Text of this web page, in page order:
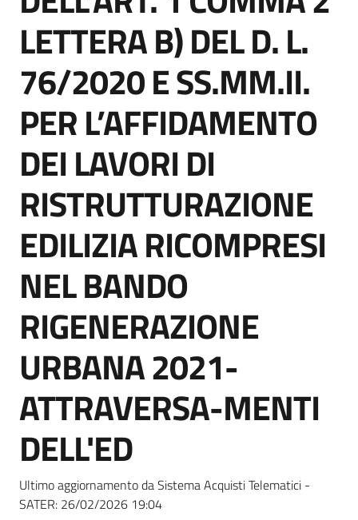
English
site
Seguici
su
LETTERA B) DEL D. L.
76/2020 E SS.MM.II.
PER L’AFFIDAMENTO
DEI LAVORI DI
RISTRUTTURAZIONE
EDILIZIA RICOMPRESI
NEL BANDO
RIGENERAZIONE
URBANA 2021-
ATTRAVERSA-MENTI
DELL'ED
Ultimo aggiornamento da Sistema Acquisti Telematici -
SATER: 26/02/2026 19:04